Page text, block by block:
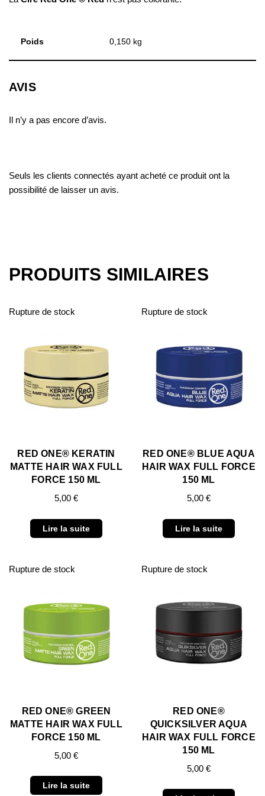
Poids 0,150 kg
AVIS
Il n’y a pas encore d’avis.
Seuls les clients connectés ayant acheté ce produit ont la
possibilité de laisser un avis.
PRODUITS SIMILAIRES
Rupture de stock
RED ONE® KERATIN
MATTE HAIR WAX FULL
FORCE 150 ML
5,00 €
Lire la suite
Rupture de stock
RED ONE® BLUE AQUA
HAIR WAX FULL FORCE
150 ML
5,00 €
Lire la suite
Rupture de stock
RED ONE® GREEN
MATTE HAIR WAX FULL
FORCE 150 ML
5,00 €
Lire la suite
Rupture de stock
RED ONE®
QUICKSILVER AQUA
HAIR WAX FULL FORCE
150 ML
5,00 €